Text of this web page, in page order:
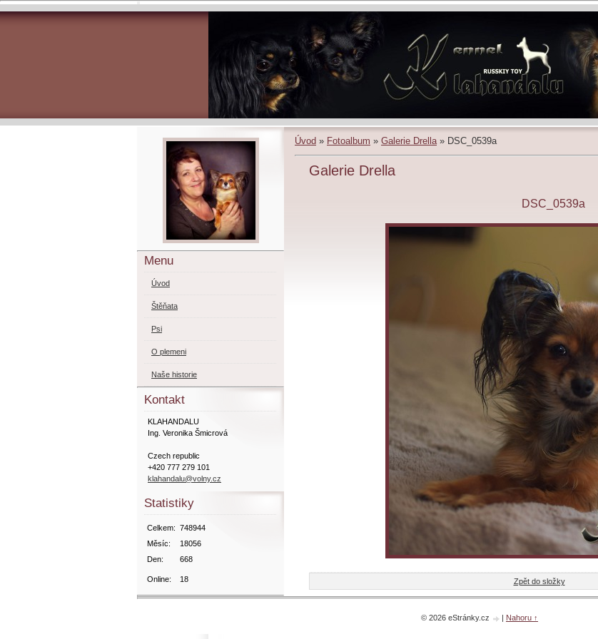
Úvod » Fotoalbum » Galerie Drella» DSC_0539a
Galerie Drella
DSC_0539a
Zpět do složky
Menu
Úvod
Štěňata
Psi
O plemeni
Naše historie
Kontakt
KLAHANDALU
Ing. Veronika Šmicrová
Czech republic
+420 777 279 101
klahandalu@volny.cz
Statistiky
Online: 18
Celkem: 748944
Měsíc:
18056
Den:
668
© 2026 eStránky.cz | Nahoru ↑